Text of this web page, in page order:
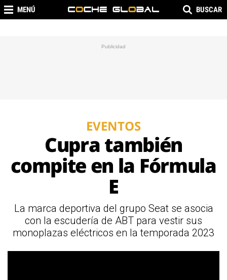
MENÚ BUSCAR
EVENTOS
Cupra también
compite en la Fórmula
E
La marca deportiva del grupo Seat se asocia
con la escudería de ABT para vestir sus
monoplazas eléctricos en la temporada 2023